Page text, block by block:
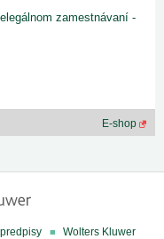
zamestnávaní -
E-shop
Wolters Kluwer